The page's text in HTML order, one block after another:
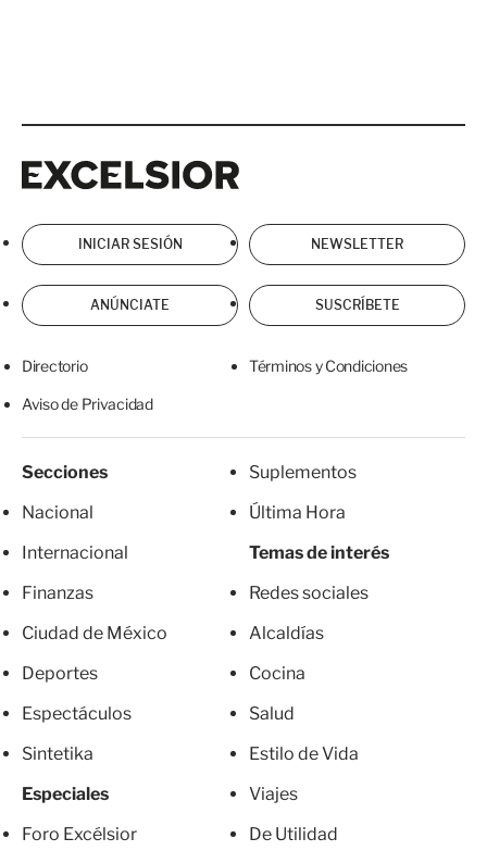
INICIAR SESIÓN NEWSLETTER
ANÚNCIATE SUSCRÍBETE
Directorio Términos y Condiciones
Aviso de Privacidad
Secciones
Nacional
Internacional
Finanzas
Ciudad de México
Deportes
Espectáculos
Sintetika
Especiales
Foro Excélsior
Suplementos
Última Hora
Temas de interés
Redes sociales
Alcaldías
Cocina
Salud
Estilo de Vida
Viajes
De Utilidad